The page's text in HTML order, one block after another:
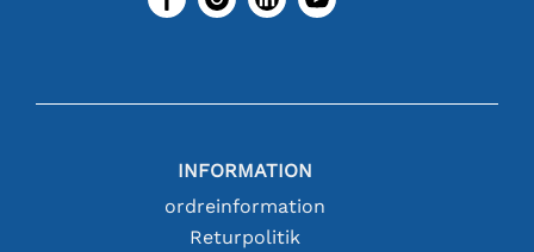
INFORMATION
ordreinformation
Returpolitik